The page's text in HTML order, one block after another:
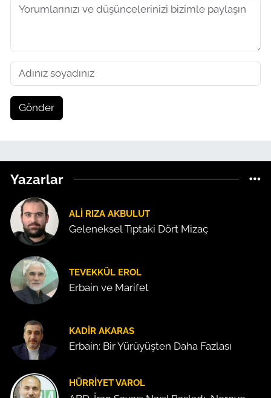
Gönder
Yazarlar
ALI RIZA AKBULUT
Geleneksel Tıptaki Dört Mizaç
TEVEKKÜL EROL
Erbain ve Marifet
KADIR AKARAS
Erbain: Bir Yürüyüşten Daha Fazlası
HÜRRIYET VAROL